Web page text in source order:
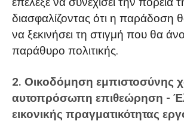
διασφαλίζοντας ότι η παράδοση
να ξεκινήσει τη στιγμή που θα
παράθυρο πολιτικής.
2. Οικοδόμηση εμπιστοσύνης
αυτοπρόσωπη επιθεώρηση -
εικονικής πραγματικότητας